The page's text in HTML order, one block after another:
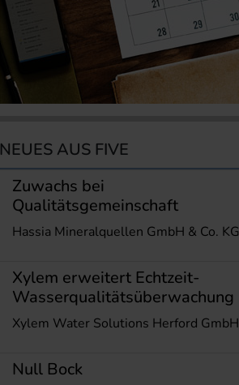
NEUES AUS FIVE
Zuwachs bei
Qualitätsgemeinschaft
Hassia Mineralquellen GmbH & Co. KG
Xylem erweitert Echtzeit-
Wasserqualitätsüberwachung
Xylem Water Solutions Herford GmbH
Null Bock